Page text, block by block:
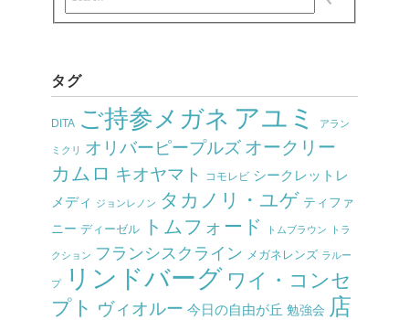
タグ
DITA ご持参メガネ アユミ アラン
ミクリ オリバーピープルズ オークリー
カムロ キオヤマト コモレビ シークレットレ
メディ
ジョンレノン タカノリ・ユゲ ティファ
ニー ディーゼル トムフォード トムブラウン トラ
クション フランシスクライン メガネレンズ ラルー
プ リンドバーグ ワイ・コンセ
プト ヴィオルー 今日の自由が丘 勉強会 店